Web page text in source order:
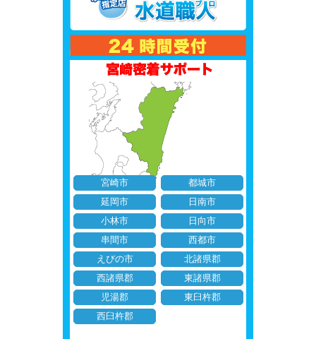
宮崎市
都城市
延岡市
日南市
小林市
日向市
串間市
西都市
えびの市
北諸県郡
西諸県郡
東諸県郡
児湯郡
東臼杵郡
西臼杵郡